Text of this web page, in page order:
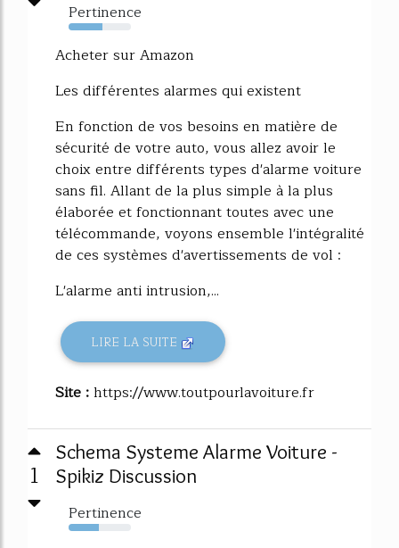
Pertinence
54%
Acheter sur Amazon
Les différentes alarmes qui existent
En fonction de vos besoins en matière de
sécurité de votre auto, vous allez avoir le
choix entre différents types d'alarme voiture
sans fil. Allant de la plus simple à la plus
élaborée et fonctionnant toutes avec une
télécommande, voyons ensemble l'intégralité
de ces systèmes d'avertissements de vol :
L'alarme anti intrusion,...
LIRE LA SUITE
Site :https://www.toutpourlavoiture.fr
1
Schema Systeme Alarme Voiture -
Spikiz Discussion
Pertinence
49%